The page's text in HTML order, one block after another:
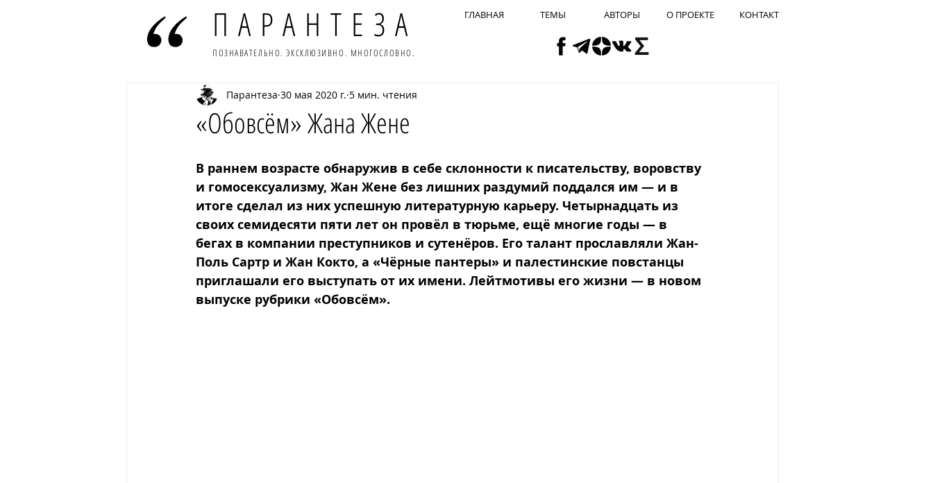
ПАРАНТЕЗА
ПОЗНАВАТЕЛЬНО. ЭКСКЛЮЗИВНО. МНОГОСЛОВНО.
ГЛАВНАЯ ТЕМЫ АВТОРЫ О ПРОЕКТЕ КОНТАКТ
«Обовсём» Жана Жене
Парантеза 30 мая 2020 г. 5 мин. чтения
В раннем возрасте обнаружив в себе склонности к писательству, воровству
и гомосексуализму, Жан Жене без лишних раздумий поддался им — и в
итоге сделал из них успешную литературную карьеру. Четырнадцать из
своих семидесяти пяти лет он провёл в тюрьме, ещё многие годы — в
бегах в компании преступников и сутенёров. Его талант прославляли Жан-
Поль Сартр и Жан Кокто, а «Чёрные пантеры» и палестинские повстанцы
приглашали его выступать от их имени. Лейтмотивы его жизни — в новом
выпуске рубрики «Обовсём».